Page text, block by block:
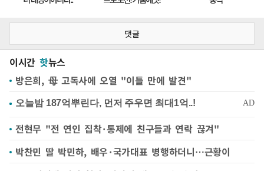
댓글
이시간 핫뉴스
방은희, 母 고독사에 오열 "이틀 만에 발견"
전현무 "전 연인 집착·통제에 친구들과 연락 끊겨"
박찬민 딸 박민하, 배우·국가대표 병행하더니…근황이